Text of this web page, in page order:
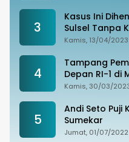
3
Kasus Ini
Sulsel Tanpa
Kamis, 13/04/2023
4
Tampang
Depan RI-1 di
Ternyata Joki
Kamis, 30/03/
5
Andi Seto Puji
Sumekar
Jumat, 01/07/2022